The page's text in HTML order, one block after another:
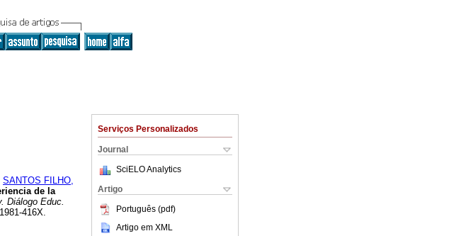
Serviços Personalizados
Journal
SciELO Analytics
Artigo
Português (pdf)
Artigo em XML
SANTOS FILHO,
de la
Diálogo Educ.
416X.